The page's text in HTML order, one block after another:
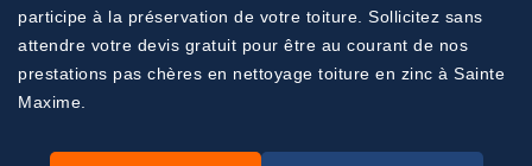
participe à la préservation de votre toiture. Sollicitez sans
attendre votre devis gratuit pour être au courant de nos
prestations pas chères en nettoyage toiture en zinc à Sainte
Maxime.